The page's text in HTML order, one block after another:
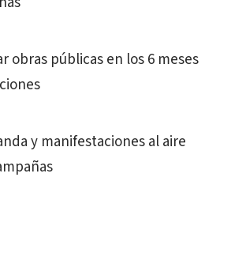
obras públicas en los 6 meses
y manifestaciones al aire